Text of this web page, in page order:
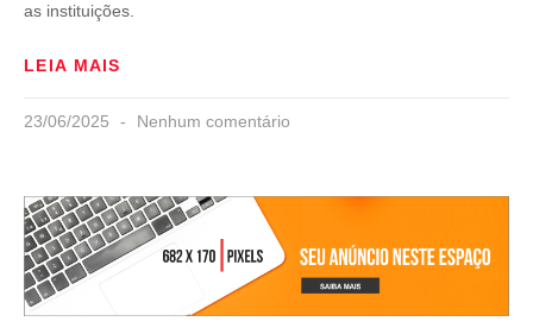
as instituições.
LEIA MAIS
23/06/2025 Nenhum comentário